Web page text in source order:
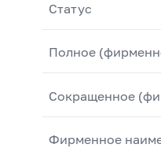
Статус
Полное
Сокращенное
Фирменное